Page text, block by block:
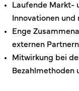
Laufende Markt-
Innovationen
Enge
externen
Mitwirkung bei
Bezahlmethoden